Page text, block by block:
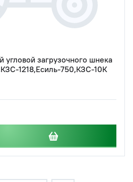
угловой загрузочного шнека
1218,Есиль-750,КЗС-10К